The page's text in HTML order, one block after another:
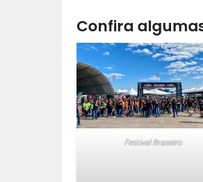
Confira
Festival Braseiro